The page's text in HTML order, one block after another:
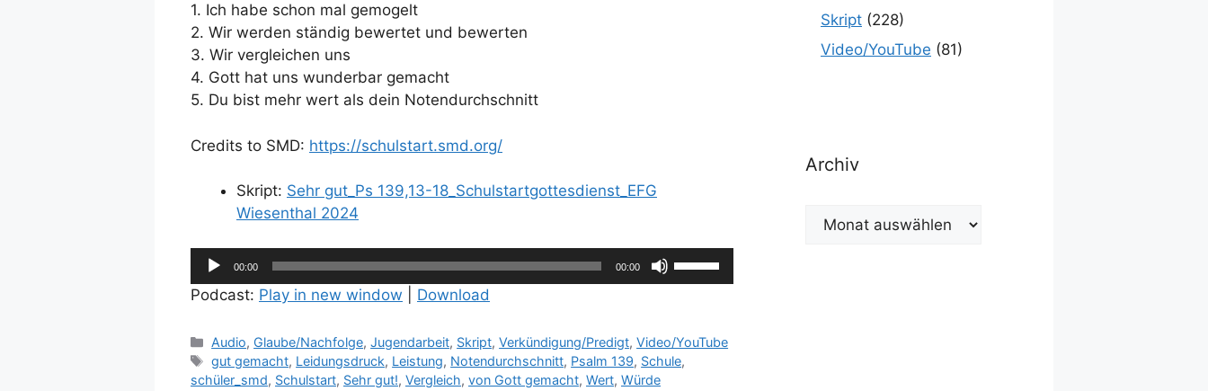
1. Ich habe schon mal gemogelt
2. Wir werden ständig bewertet und bewerten
3. Wir vergleichen uns
4. Gott hat uns wunderbar gemacht
5. Du bist mehr wert als dein Notendurchschnitt
Credits to SMD: https://schulstart.smd.org/
Skript: Sehr gut_Ps 139,13-18_Schulstartgottesdienst_EFG
Wiesenthal 2024
Audio-
Player
00:00 00:00
Pfeiltasten
Hoch/Runter
die
Lautstärke
Podcast: Play in new window Download
Kategorien
Audio, Glaube/Nachfolge,Jugendarbeit, Skript,Verkündigung/Predigt,Video/YouTube
Schlagwörter
gut gemacht, Leidungsdruck, Leistung, Notendurchschnitt, Psalm 139, Schule,
schüler_smd, Schulstart, Sehr gut!, Vergleich, von Gott gemacht, Wert, Würde
Skript (228)
Video/YouTube (81)
Archiv
Archiv